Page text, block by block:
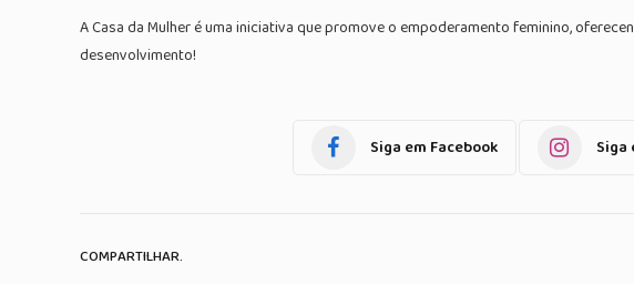
A Casa da Mulher é uma iniciativa que promove o empoderamento feminino,
desenvolvimento!
Siga em Facebook Siga
COMPARTILHAR.